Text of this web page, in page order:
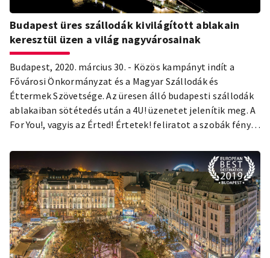
Budapest üres szállodák kivilágított ablakain
keresztül üzen a világ nagyvárosainak
Budapest, 2020. március 30. - Közös kampányt indít a
Fővárosi Önkormányzat és a Magyar Szállodák és
Éttermek Szövetsége. Az üresen álló budapesti szállodák
ablakaiban sötétedés után a 4U! üzenetet jelenítik meg. A
For You!, vagyis az Érted! Értetek! feliratot a szobák fényei